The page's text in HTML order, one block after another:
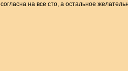
согласна на все сто, а остальное